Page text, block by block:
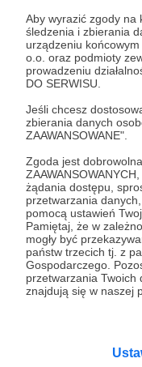
Aby wyrazić zgody na
śledzenia i zbierania
urządzeniu
o.o. oraz podmioty
prowadzeniu
DO SERWISU.
Jeśli chcesz
zbierania danych
ZAAWANSOWANE".
Zgoda jest
żądania dostępu,
przetwarzania
pomocą ustawień
Pamiętaj, że w
mogły być
państw trzecich tj. z
Gospodarczego.
przetwarzania Twoich
znajdują się w naszej
Tak,
O Patronite
Dodatkowe
Pomoc
Regulamin